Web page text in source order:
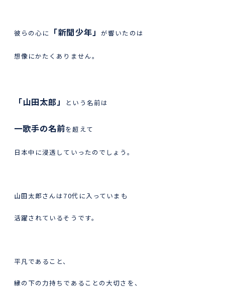
彼らの心に 「新聞少年」 が響いたのは
想像にかたくありません。
「山田太郎」 という名前は
一歌手の名前を超えて
日本中に浸透していったのでしょう。
山田太郎さんは70代に入っていまも
活躍されているそうです。
平凡であること、
縁の下の力持ちであることの大切さを、